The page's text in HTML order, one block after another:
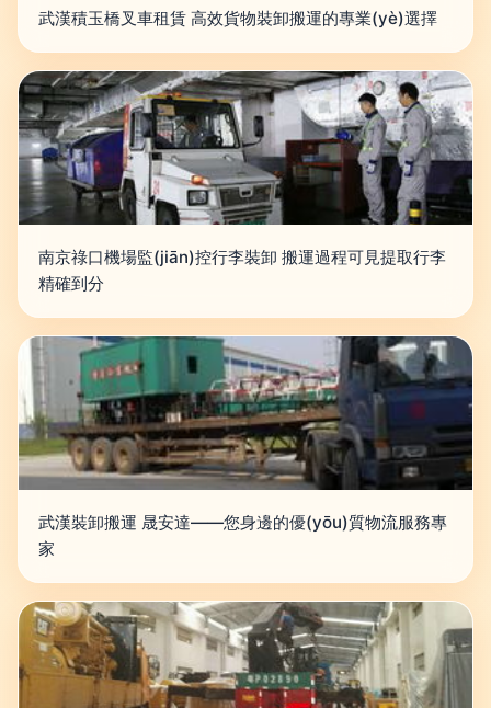
武漢積玉橋叉車租賃 高效貨物裝卸搬運的專業(yè)選擇
南京祿口機場監(jiān)控行李裝卸 搬運過程可見提取行李
精確到分
武漢裝卸搬運 晟安達——您身邊的優(yōu)質物流服務專
家